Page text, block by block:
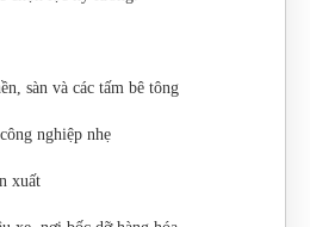
sàn và các tấm bê tông
nghiệp nhẹ
xuất